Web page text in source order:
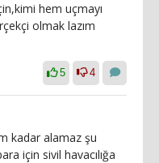
hem uçmayı
olmak lazım
5 4
kadar alamaz şu
için sivil havacılığa